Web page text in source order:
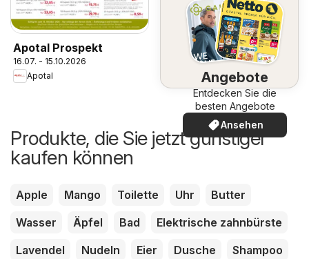
Apotal Prospekt
16.07. - 15.10.2026
Apotal
Angebote
Entdecken Sie die
besten Angebote
Ansehen
Produkte, die Sie jetzt günstiger
kaufen können
Apple Mango Toilette Uhr
Butter
Wasser
Äpfel Bad
Elektrische zahnbürste
Lavendel
Nudeln Eier Dusche
Shampoo